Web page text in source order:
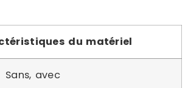
du matériel
Sans, avec